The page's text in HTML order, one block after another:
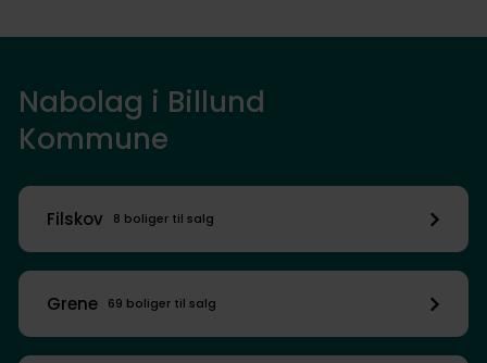
Nabolag i Billund
Kommune
Filskov 8 boliger til salg
Grene 69 boliger til salg